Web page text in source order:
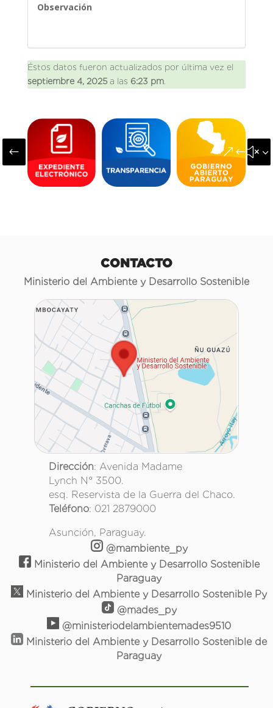
Observación
Éstos datos fueron actualizados por última vez el
septiembre 4, 2025a las 6:23 pm.
#
CONTACTO
Ministerio del Ambiente y Desarrollo Sostenible
Dirección: Avenida Madame
Lynch N° 3500.
esq. Reservista de la Guerra del Chaco.
Teléfono: 021 2879000
Asunción, Paraguay.
@mambiente_py
Ministerio del Ambiente y Desarrollo Sostenible
Paraguay
Ministerio del Ambiente y Desarrollo Sostenible Py
@mades_py
@ministeriodelambientemades9510
Ministerio del Ambiente y Desarrollo Sostenible de
Paraguay